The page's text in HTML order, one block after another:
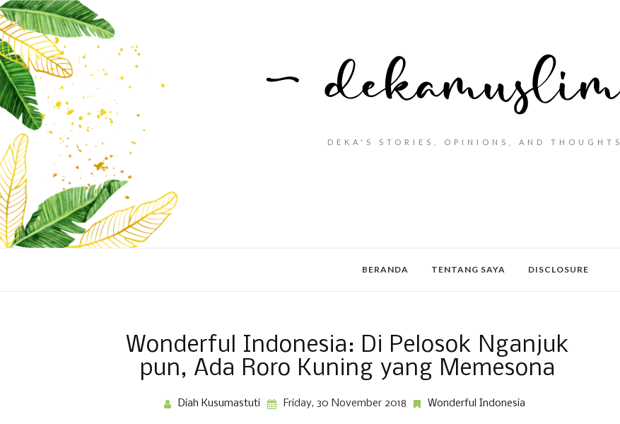
DEKA'S STORIES, OPINIONS, AND THOUGHTS
BERANDA TENTANG SAYA DISCLOSURE
Wonderful Indonesia: Di Pelosok Nganjuk
pun, Ada Roro Kuning yang Memesona
Diah Kusumastuti Friday, 30 November 2018 Wonderful Indonesia